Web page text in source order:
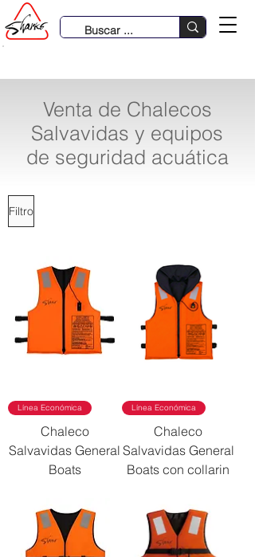
Venta de Chalecos
Salvavidas y equipos
de seguridad acuática
Filtro
Línea Económica
Chaleco
Salvavidas General
Boats
Línea Económica
Chaleco
Salvavidas General
Boats con collarin